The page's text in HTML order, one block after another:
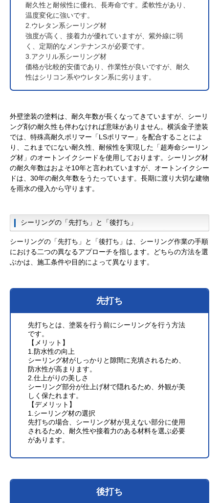
耐久性と耐候性に優れ、長寿命です。柔軟性があり、
温度変化に強いです。
2.ウレタン系シーリング材
強度が高く、接着力が優れていますが、紫外線に弱
く、定期的なメンテナンスが必要です。
3.アクリル系シーリング材
価格が比較的安価であり、作業性が良いですが、耐久
性はシリコン系やウレタン系に劣ります。
外壁塗装の塗料は、耐久年数が長くなってきていますが、シーリ
ング剤の耐久性も伴わなければ意味がありません。横浜金子塗装
では、特殊高耐久ポリマー「LSポリマー」を配合することによ
り、これまでにない耐久性、耐候性を実現した「超寿命シーリン
グ材」のオートンイクシードを使用しております。シーリング材
の耐久年数はおよそ10年と言われていますが、オートンイクシー
ドは、30年の耐久年数をうたっています。長期に渡り大切な建物
を雨水の侵入から守ります。
シーリングの「先打ち」と「後打ち」
シーリングの「先打ち」と「後打ち」は、シーリング作業の手順
における二つの異なるアプローチを指します。どちらの方法を選
ぶかは、施工条件や目的によって異なります。
先打ち
先打ちとは、塗装を行う前にシーリングを行う方法
です。
【メリット】
1.防水性の向上
シーリング材がしっかりと隙間に充填されるため、
防水性が高まります。
2.仕上がりの美しさ
シーリング部分が仕上げ材で隠れるため、外観が美
しく保たれます。
【デメリット】
1.シーリング材の選択
先打ちの場合、シーリング材が見えない部分に使用
されるため、耐久性や接着力のある材料を選ぶ必要
があります。
後打ち